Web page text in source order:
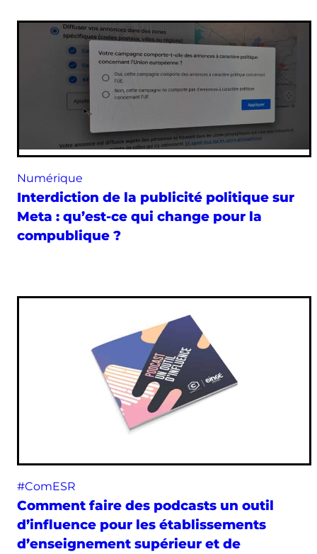
Numérique
Interdiction de la publicité politique sur
Meta : qu’est-ce qui change pour la
compublique ?
#ComESR
Comment faire des podcasts un outil
d’influence pour les établissements
d’enseignement supérieur et de